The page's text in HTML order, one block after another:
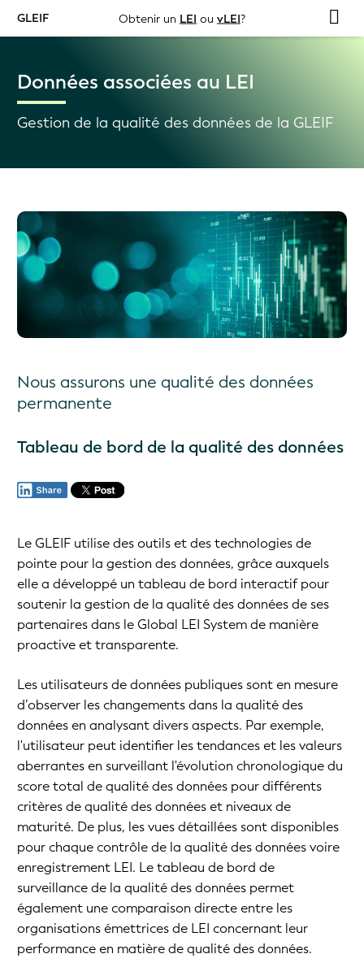
GLEIF Obtenir un LEI ou vLEI?
Données associées au LEI
Gestion de la qualité des données de la GLEIF
Nous assurons une qualité des données
permanente
Tableau de bord de la qualité des données
Le GLEIF utilise des outils et des technologies de
pointe pour la gestion des données, grâce auxquels
elle a développé un tableau de bord interactif pour
soutenir la gestion de la qualité des données de ses
partenaires dans le Global LEI System de manière
proactive et transparente.
Les utilisateurs de données publiques sont en mesure
d’observer les changements dans la qualité des
données en analysant divers aspects. Par exemple,
l'utilisateur peut identifier les tendances et les valeurs
aberrantes en surveillant l'évolution chronologique du
score total de qualité des données pour différents
critères de qualité des données et niveaux de
maturité. De plus, les vues détaillées sont disponibles
pour chaque contrôle de la qualité des données voire
enregistrement LEI. Le tableau de bord de
surveillance de la qualité des données permet
également une comparaison directe entre les
organisations émettrices de LEI concernant leur
performance en matière de qualité des données.